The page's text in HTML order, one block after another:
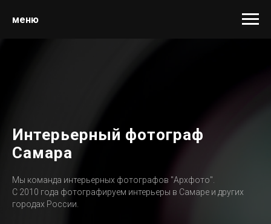
меню
Интерьерный фотограф
Самара
Мы команда интерьерных фотографов "Архфото".
С 2010 года фотографируем интерьеры в Самаре и других
городах России.